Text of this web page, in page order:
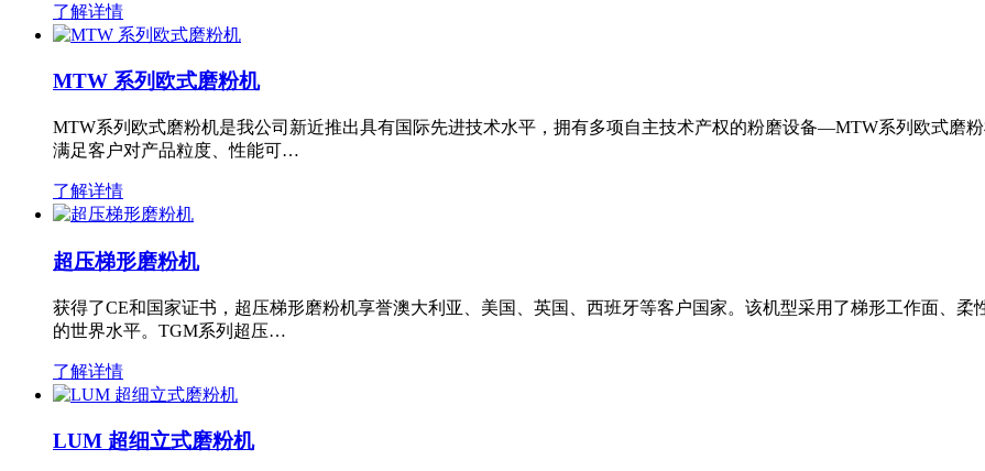
了解详情
MTW 系列欧式磨粉机
MTW系列欧式磨粉机是我公司新近推出具有国际先进技术水平，拥有多项自主技术产权的粉磨设备—MTW系列欧式磨
满足客户对产品粒度、性能可…
了解详情
超压梯形磨粉机
获得了CE和国家证书，超压梯形磨粉机享誉澳大利亚、美国、英国、西班牙等客户国家。该机型采用了梯形工作面、
的世界水平。TGM系列超压…
了解详情
LUM 超细立式磨粉机